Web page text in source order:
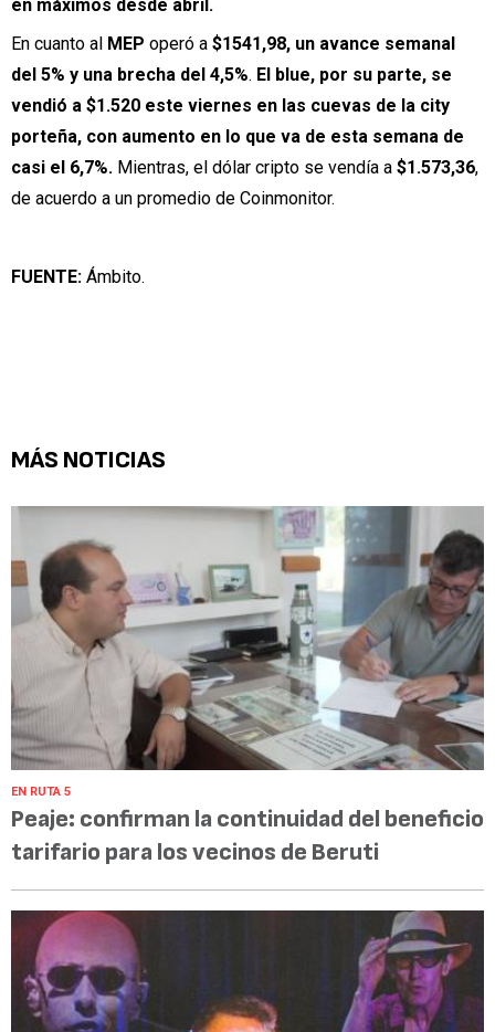
en máximos desde abril.
En cuanto al MEP operó a $1541,98, un avance semanal
del 5% y una brecha del 4,5%. El blue, por su parte, se
vendió a $1.520 este viernes en las cuevas de la city
porteña, con aumento en lo que va de esta semana de
casi el 6,7%. Mientras, el dólar cripto se vendía a $1.573,36,
de acuerdo a un promedio de Coinmonitor.
FUENTE: Ámbito.
MÁS NOTICIAS
EN RUTA 5
Peaje: confirman la continuidad del beneficio
tarifario para los vecinos de Beruti